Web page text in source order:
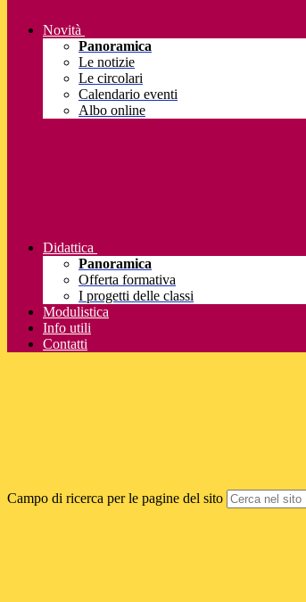
Novità
Panoramica
Le notizie
Le circolari
Calendario eventi
Albo online
Didattica
Panoramica
Offerta formativa
I progetti delle classi
Modulistica
Info utili
Contatti
Campo di ricerca per le pagine del sito